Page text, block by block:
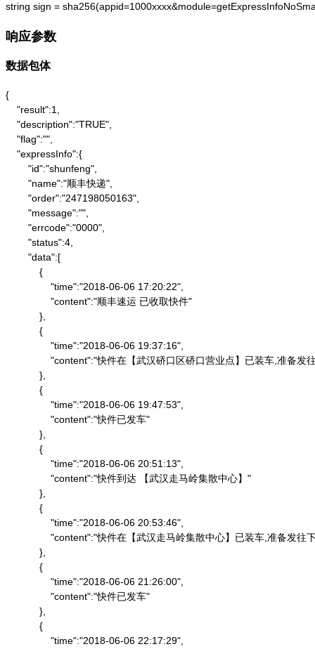
string sign =
响应参数
数据包体
{
    "result":1,
    "description":"TRUE",
    "flag":"",
    "expressInfo":{
        "id":"shunfeng",
        "name":"顺丰快递",
        "order":"247198050163",
        "message":"",
        "errcode":"0000",
        "status":4,
        "data":[
            {
                "time":"2018-06-06 17:20:22",
                "content":"顺丰速运 已收取快件"
            },
            {
                "time":"2018-06-06 19:37:16",
"content":"快件在【武汉硚口区硚口营业点】已装车,准备
            },
            {
                "time":"2018-06-06 19:47:53",
                "content":"快件已发车"
            },
            {
                "time":"2018-06-06 20:51:13",
                "content":"快件到达 【武汉走马岭集散中心】"
            },
            {
                "time":"2018-06-06 20:53:46",
"content":"快件在【武汉走马岭集散中心】已装车,准备发往
            },
            {
                "time":"2018-06-06 21:26:00",
                "content":"快件已发车"
            },
            {
                "time":"2018-06-06 22:17:29",